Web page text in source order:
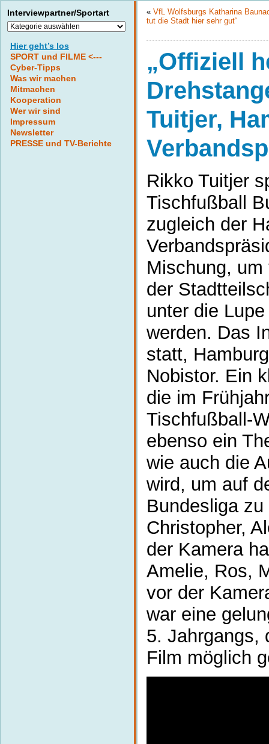
Interviewpartner/Sportart
Interviewpartner/Sportart
Hier geht’s los
SPORT und FILME <---
Cyber-Tipps
Was wir machen
Mitmachen
Kooperation
Wer wir sind
Impressum
Newsletter
PRESSE und TV-Berichte
« VfL Wolfsburgs Katharina
tut die Stadt hier sehr gut“
„Offiziell
Tuitjer,
Rikko Tuitjer
Tischfußball
zugleich der
Mischung,
der
unter die
werden. Das
statt,
Nobistor. Ein
die im
Tischfußball-
ebenso ein
wie auch die
wird, um auf
Bundesliga
Christopher,
der Kamera
Amelie, Ros,
vor der
war eine
5. Jahrgangs,
Film möglich